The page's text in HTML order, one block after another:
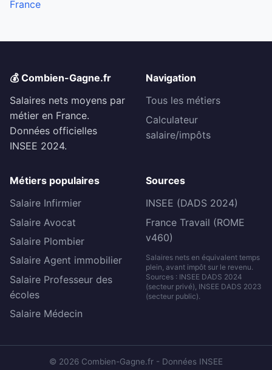
France
💰 Combien-Gagne.fr
Salaires nets moyens par
métier en France.
Données officielles
INSEE 2024.
Navigation
Tous les métiers
Calculateur
salaire/impôts
Métiers populaires
Salaire Infirmier
Salaire Avocat
Salaire Plombier
Salaire Agent immobilier
Salaire Professeur des
écoles
Salaire Médecin
Sources
INSEE (DADS 2024)
France Travail (ROME
v460)
Salaires nets en équivalent temps
plein, avant impôt sur le revenu.
Sources : INSEE DADS 2024
(secteur privé), INSEE DADS 2023
(secteur public).
© 2026 Combien-Gagne.fr - Données INSEE